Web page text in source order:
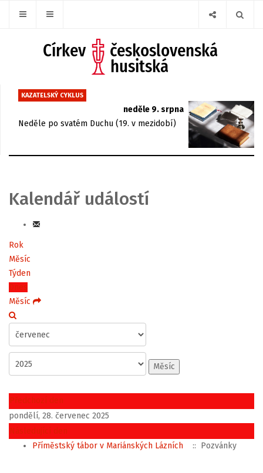
KAZATELSKÝ CYKLUS
neděle 9. srpna
Neděle po svatém Duchu (19. v mezidobí)
Kalendář událostí
Rok
Měsíc
Týden
Dnes
Měsíc
Měsíc
Předchozí den
pondělí, 28. červenec 2025
Následující den
Příměstský tábor v Mariánských Lázních
:: Pozvánky